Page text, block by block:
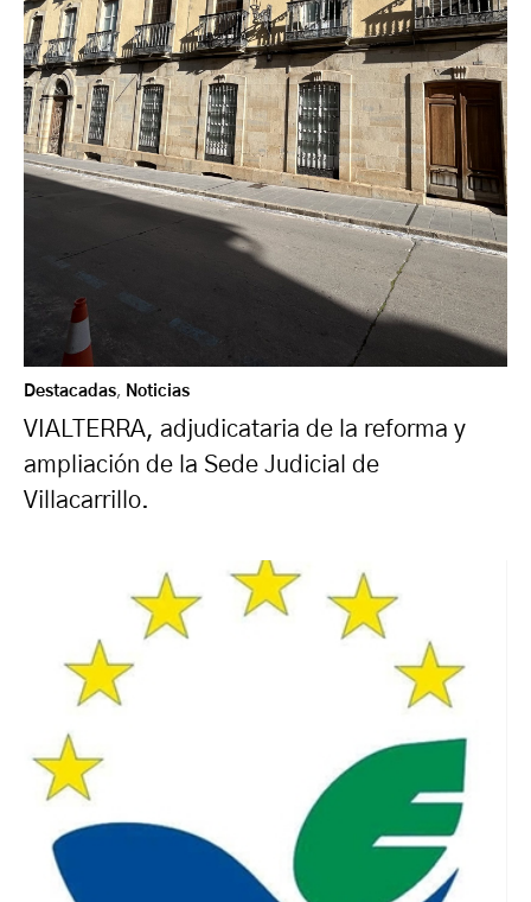
Destacadas, Noticias
VIALTERRA, adjudicataria de la reforma y
ampliación de la Sede Judicial de
Villacarrillo.